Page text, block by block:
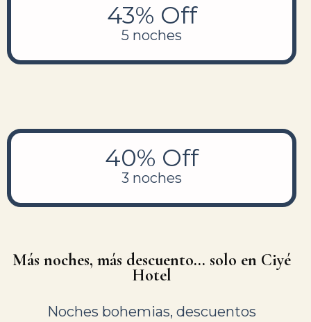
43% Off
5 noches
40% Off
3 noches
Más noches, más descuento... solo en Ciyé
Hotel
Noches bohemias, descuentos